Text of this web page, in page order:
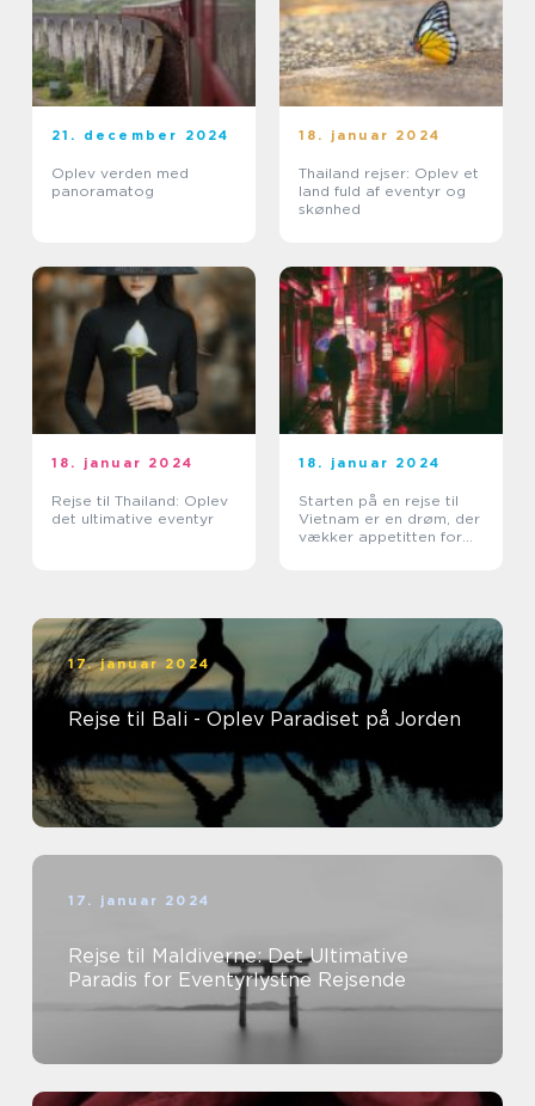
21. december 2024
Oplev verden med
panoramatog
18. januar 2024
Thailand rejser: Oplev et
land fuld af eventyr og
skønhed
18. januar 2024
Rejse til Thailand: Oplev
det ultimative eventyr
18. januar 2024
Starten på en rejse til
Vietnam er en drøm, der
vækker appetitten for
17. januar 2024
Rejse til Bali - Oplev Paradiset på Jorden
17. januar 2024
Rejse til Maldiverne: Det Ultimative
Paradis for Eventyrlystne Rejsende